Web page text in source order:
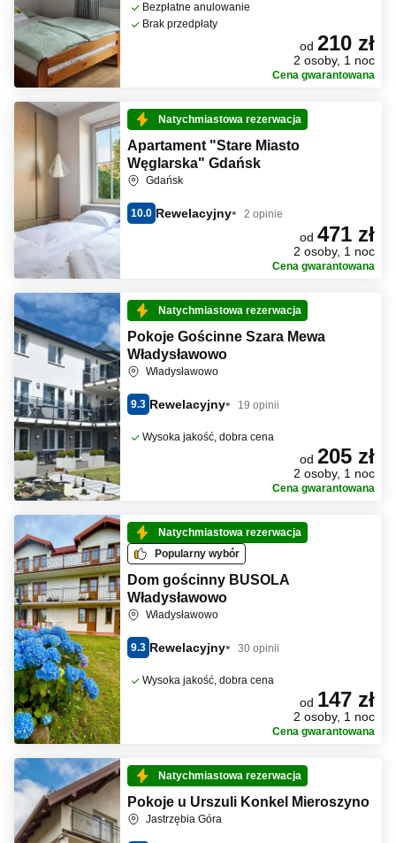
Bezpłatne anulowanie
Brak przedpłaty
od 210 zł
2 osoby, 1 noc
Cena gwarantowana
Natychmiastowa rezerwacja
Apartament "Stare Miasto
Węglarska" Gdańsk
Gdańsk
10.0 Rewelacyjny 2 opinie
od 471 zł
2 osoby, 1 noc
Cena gwarantowana
Natychmiastowa rezerwacja
Pokoje Gościnne Szara Mewa
Władysławowo
Władysławowo
9.3 Rewelacyjny 19 opinii
Wysoka jakość, dobra cena
od 205 zł
2 osoby, 1 noc
Cena gwarantowana
Natychmiastowa rezerwacja
Popularny wybór
Dom gościnny BUSOLA
Władysławowo
Władysławowo
9.3 Rewelacyjny 30 opinii
Wysoka jakość, dobra cena
od 147 zł
2 osoby, 1 noc
Cena gwarantowana
Natychmiastowa rezerwacja
Pokoje u Urszuli Konkel Mieroszyno
Jastrzębia Góra